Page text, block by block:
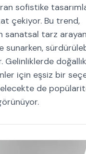
sofistike
çekiyor. Bu trend,
sanatsal tarz
sunarken,
Gelinliklerde
için eşsiz bir
de